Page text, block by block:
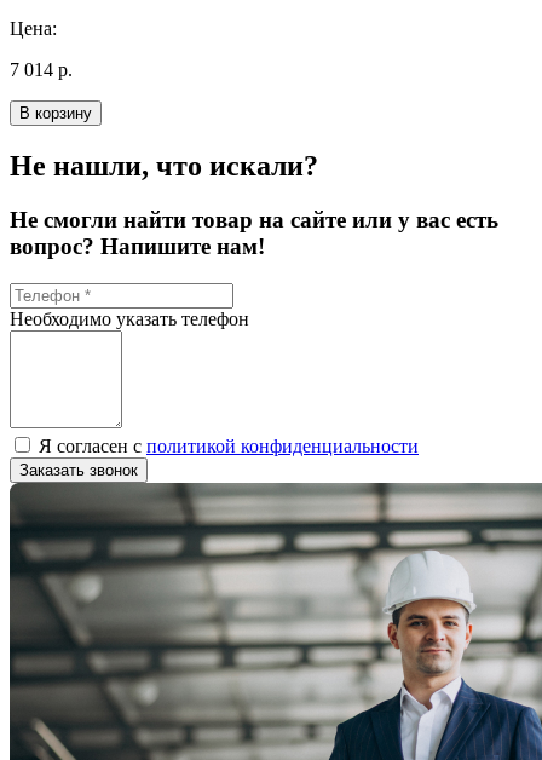
Цена:
7 014 р.
В корзину
Не нашли, что искали?
Не смогли найти товар на сайте или у вас есть
вопрос? Напишите нам!
Необходимо указать телефон
Я согласен с политикой конфиденциальности
Заказать звонок